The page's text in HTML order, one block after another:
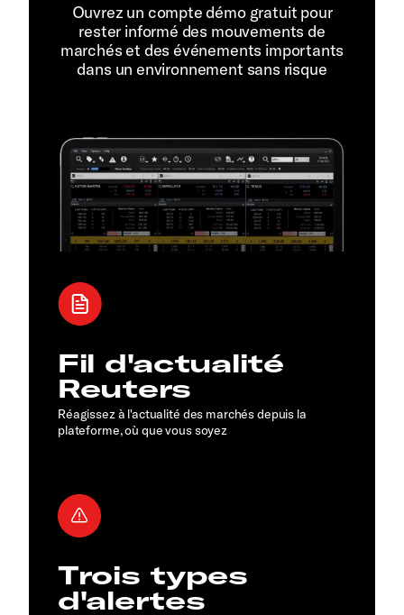
Ouvrez un compte démo gratuit pour
rester informé des mouvements de
marchés et des événements importants
dans un environnement sans risque
Fil d'actualité
Reuters
Réagissez à l'actualité des marchés depuis la
plateforme, où que vous soyez
Trois types
d'alertes